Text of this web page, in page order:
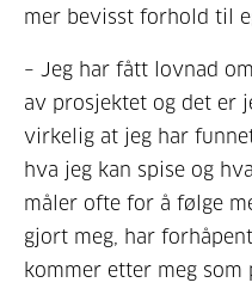
mer bevisst forhold til
– Jeg har fått lovnad
av prosjektet og det er
virkelig at jeg har
hva jeg kan spise og
måler ofte for å følge
gjort meg, har
kommer etter meg som